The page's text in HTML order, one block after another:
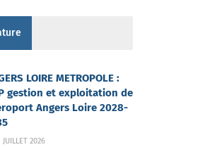
LOIRE METROPOLE :
gestion et exploitation de
Angers Loire 2028-
2026